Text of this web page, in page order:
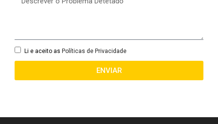
Li e aceito as Políticas de Privacidade
ENVIAR